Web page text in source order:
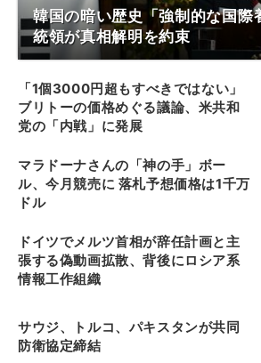
韓国の暗い歴史「強制的な国際
統領が真相解明を約束
「1個3000円超もすべきではない」
ブリトーの価格めぐる議論、米共和
党の「内戦」に発展
マラドーナさんの「神の手」ボー
ル、今月競売に 落札予想価格は1千万
ドル
ドイツでメルツ首相が辞任計画と主
張する偽動画拡散、背後にロシア系
情報工作組織
サウジ、トルコ、パキスタンが共同
防衛協定締結